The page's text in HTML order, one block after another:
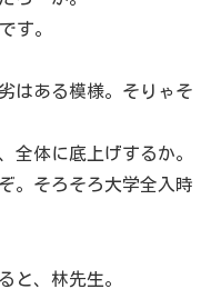
す。
はある模様。そりゃそ
全体に底上げするか。
。そろそろ大学全入時
と、林先生。